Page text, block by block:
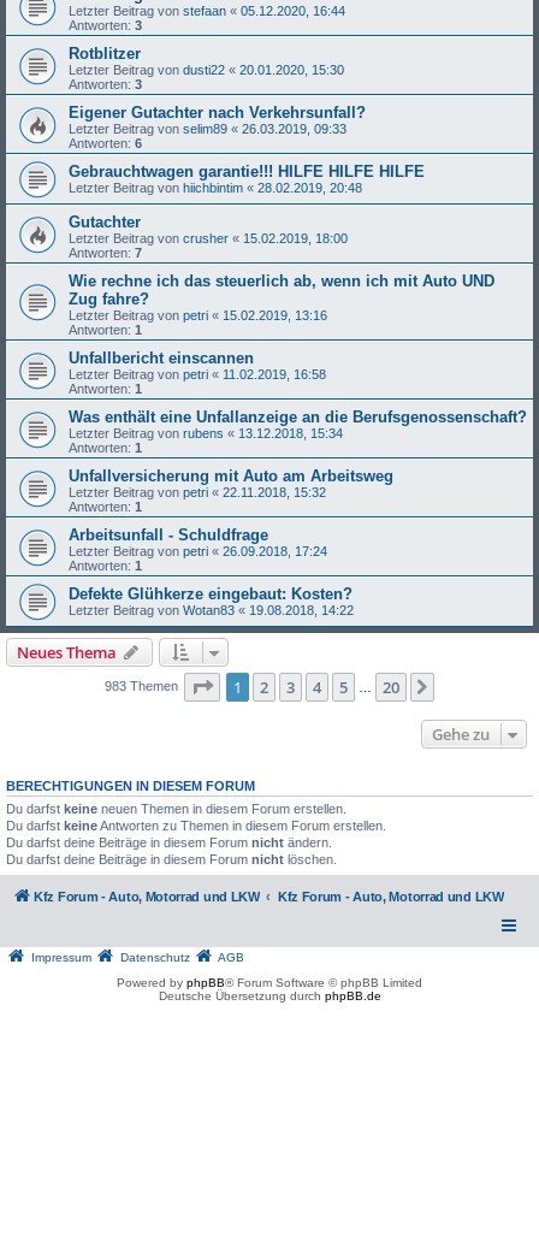
Letzter Beitrag von stefaan « 05.12.2020, 16:44
Antworten: 3
Rotblitzer
Letzter Beitrag von dusti22 « 20.01.2020, 15:30
Antworten: 3
Eigener Gutachter nach Verkehrsunfall?
Letzter Beitrag von selim89 « 26.03.2019, 09:33
Antworten: 6
Gebrauchtwagen garantie!!! HILFE HILFE HILFE
Letzter Beitrag von hiichbintim « 28.02.2019, 20:48
Gutachter
Letzter Beitrag von crusher « 15.02.2019, 18:00
Antworten: 7
Wie rechne ich das steuerlich ab, wenn ich mit Auto UND
Zug fahre?
Letzter Beitrag von petri « 15.02.2019, 13:16
Antworten: 1
Unfallbericht einscannen
Letzter Beitrag von petri « 11.02.2019, 16:58
Antworten: 1
Was enthält eine Unfallanzeige an die Berufsgenossenschaft?
Letzter Beitrag von rubens « 13.12.2018, 15:34
Antworten: 1
Unfallversicherung mit Auto am Arbeitsweg
Letzter Beitrag von petri « 22.11.2018, 15:32
Antworten: 1
Arbeitsunfall - Schuldfrage
Letzter Beitrag von petri « 26.09.2018, 17:24
Antworten: 1
Defekte Glühkerze eingebaut: Kosten?
Letzter Beitrag von Wotan83 « 19.08.2018, 14:22
Neues Thema
983 Themen Seite 1von 20
1 2 3 4 5 … 20
Gehe zu
BERECHTIGUNGEN IN DIESEM FORUM
Du darfst keine neuen Themen in diesem Forum erstellen.
Du darfst keineAntworten zu Themen in diesem Forum erstellen.
Du darfst deine Beiträge in diesem Forum nicht ändern.
Du darfst deine Beiträge in diesem Forum nicht löschen.
Kfz Forum - Auto, Motorrad und LKW Kfz Forum - Auto, Motorrad und LKW
Impressum Datenschutz
AGB
Powered by phpBB® Forum Software © phpBB Limited
Deutsche Übersetzung durch phpBB.de